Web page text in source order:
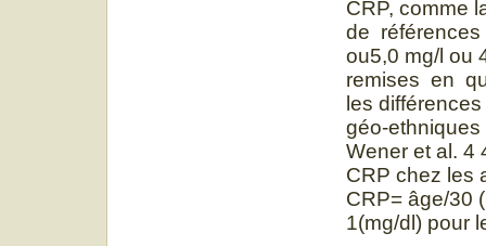
CRP, comme
de références
ou5,0 mg/l ou
remises en
les
géo-
Wener et al. 4
CRP chez les
CRP= âge/30
1(mg/dl) pour